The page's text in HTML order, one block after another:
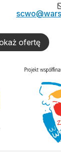
ofertę